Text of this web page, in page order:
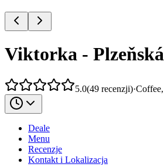
Viktorka -
5.0(49 recenzji)·
Deale
Menu
Recenzje
Kontakt i Lokalizacja